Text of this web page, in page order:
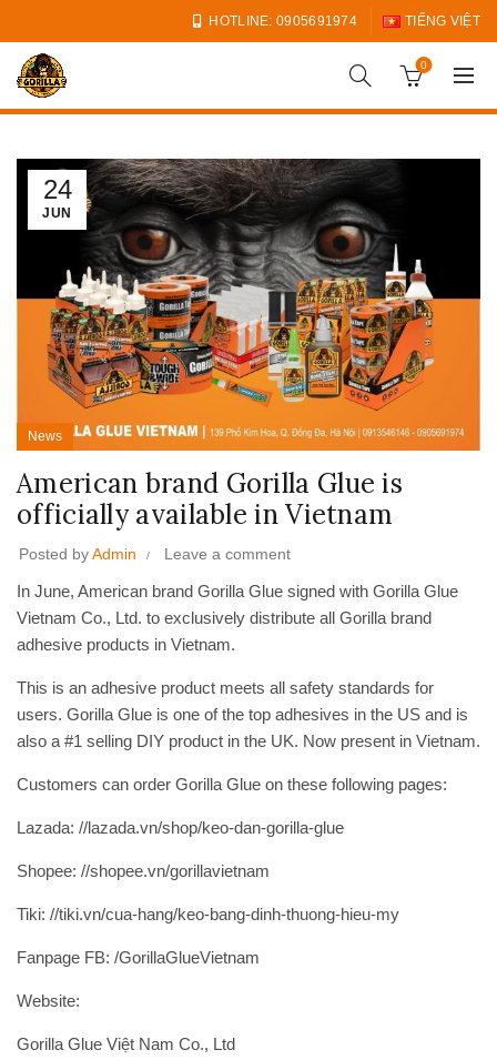
HOTLINE: 0905691974 TIẾNG VIỆT
0
24
JUN
News
American brand Gorilla Glue is
officially available in Vietnam
Posted byAdmin Leave a comment
In June, American brand Gorilla Glue signed with Gorilla Glue
Vietnam Co., Ltd. to exclusively distribute all Gorilla brand
adhesive products in Vietnam.
This is an adhesive product meets all safety standards for
users. Gorilla Glue is one of the top adhesives in the US and is
also a #1 selling DIY product in the UK. Now present in Vietnam.
Customers can order Gorilla Glue on these following pages:
Lazada: //lazada.vn/shop/keo-dan-gorilla-glue
Shopee: //shopee.vn/gorillavietnam
Tiki: //tiki.vn/cua-hang/keo-bang-dinh-thuong-hieu-my
Fanpage FB: /GorillaGlueVietnam
Website:
Gorilla Glue Việt Nam Co., Ltd